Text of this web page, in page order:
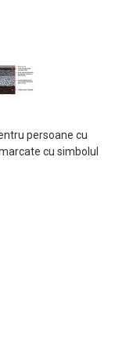
persoane cu
cu simbolul